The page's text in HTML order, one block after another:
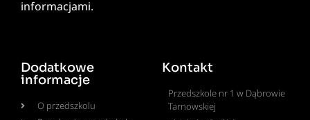
informacjami.
Dodatkowe
informacje
O przedszkolu
Kontakt
Przedszkole nr 1 w Dąbrowie
Tarnowskiej